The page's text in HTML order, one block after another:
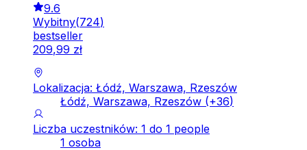
9.6
Wybitny(724)
bestseller
209,99 zł
Lokalizacja: Łódź, Warszawa, Rzeszów
Łódź, Warszawa, Rzeszów (+36)
Liczba uczestników: 1 do 1 people
1 osoba